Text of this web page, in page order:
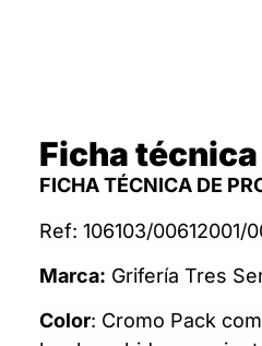
Ficha técnica
FICHA TÉCNICA DE
Ref: 106103/00612001/
Marca: Grifería Tres
Color: Cromo Pack